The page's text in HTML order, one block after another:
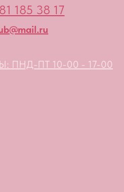
185 38 17
ПНД-ПТ 10-00 - 17-00